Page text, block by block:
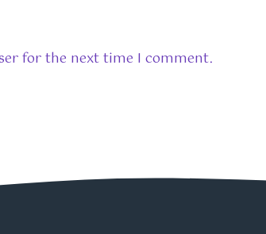
for the next time I comment.